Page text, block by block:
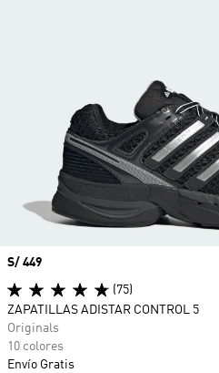
Precio
S/ 449
(75)
ZAPATILLAS ADISTAR CONTROL 5
Originals
10 colores
Envío Gratis